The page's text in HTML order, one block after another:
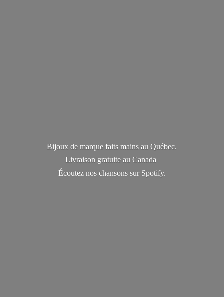
Bijoux de marque faits mains au Québec.
Livraison gratuite au Canada
Écoutez nos chansons sur Spotify.